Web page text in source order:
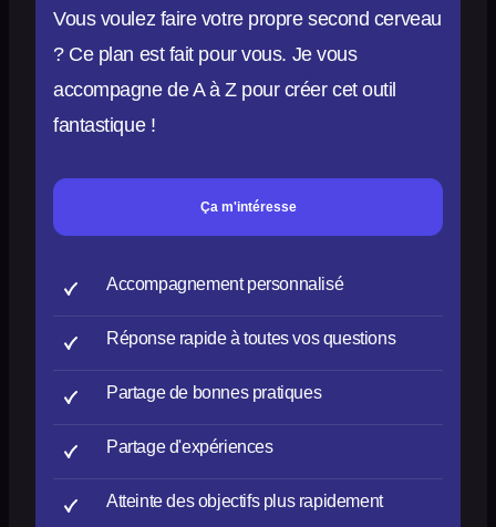
Vous voulez faire votre propre second cerveau
? Ce plan est fait pour vous. Je vous
accompagne de A à Z pour créer cet outil
fantastique !
Accompagnement personnalisé
Réponse rapide à toutes vos questions
Partage de bonnes pratiques
Partage d'expériences
Atteinte des objectifs plus rapidement
Ça m'intéresse